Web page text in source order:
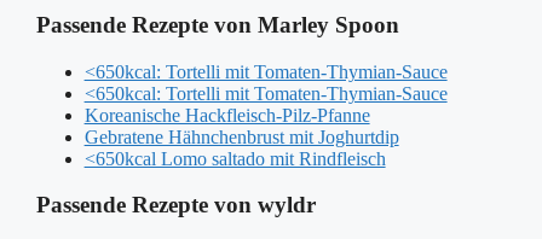
Passende Rezepte von Marley Spoon
<650kcal: Tortelli mit Tomaten-Thymian-Sauce
<650kcal: Tortelli mit Tomaten-Thymian-Sauce
Koreanische Hackfleisch-Pilz-Pfanne
Gebratene Hähnchenbrust mit Joghurtdip
<650kcal Lomo saltado mit Rindfleisch
Passende Rezepte von wyldr